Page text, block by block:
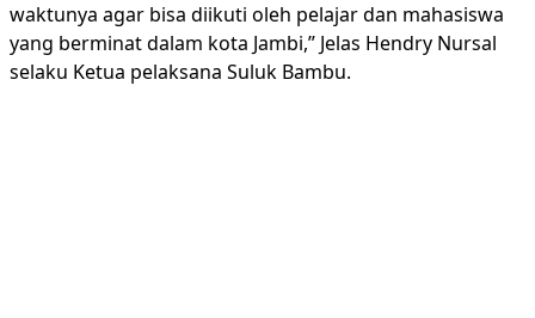
waktunya agar bisa diikuti oleh pelajar dan mahasiswa
yang berminat dalam kota Jambi,” Jelas Hendry Nursal
selaku Ketua pelaksana Suluk Bambu.